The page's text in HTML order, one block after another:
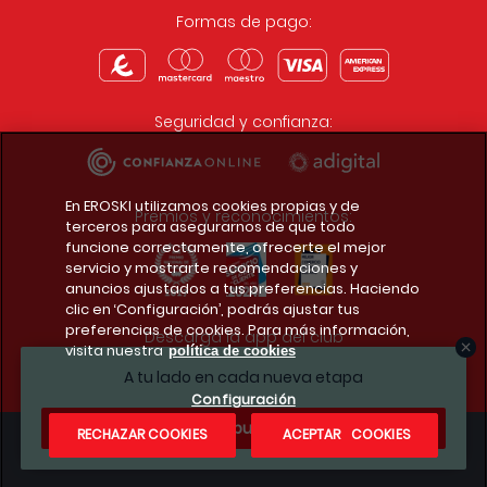
A tu lado en cada nueva etapa
¿Te apuntas?
Formas de pago:
Seguridad y confianza:
Premios y reconocimientos:
Descarga la app del club
Condiciones legales
En EROSKI utilizamos cookies propias y de
terceros para asegurarnos de que todo
funcione correctamente, ofrecerte el mejor
servicio y mostrarte recomendaciones y
anuncios ajustados a tus preferencias. Haciendo
clic en ‘Configuración’, podrás ajustar tus
preferencias de cookies. Para más información,
visita nuestra política de cookies
Configuración
RECHAZAR COOKIES
ACEPTAR COOKIES